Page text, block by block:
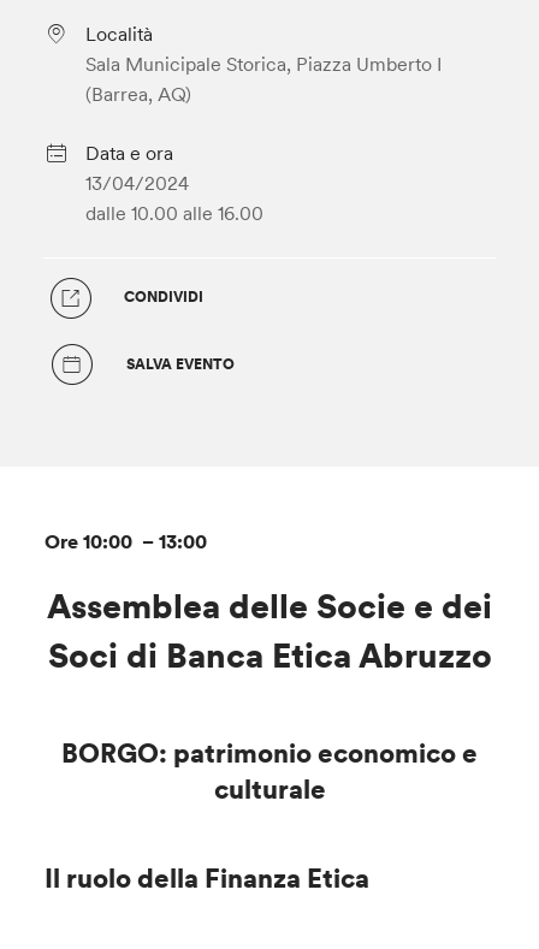
Località
Sala Municipale Storica, Piazza Umberto I
(Barrea, AQ)
Data e ora
13/04/2024
dalle 10.00 alle 16.00
CONDIVIDI
SALVA EVENTO
Ore 10:00 – 13:00
Assemblea delle Socie e dei
Soci di Banca Etica Abruzzo
BORGO: patrimonio economico e
culturale
Il ruolo della Finanza Etica